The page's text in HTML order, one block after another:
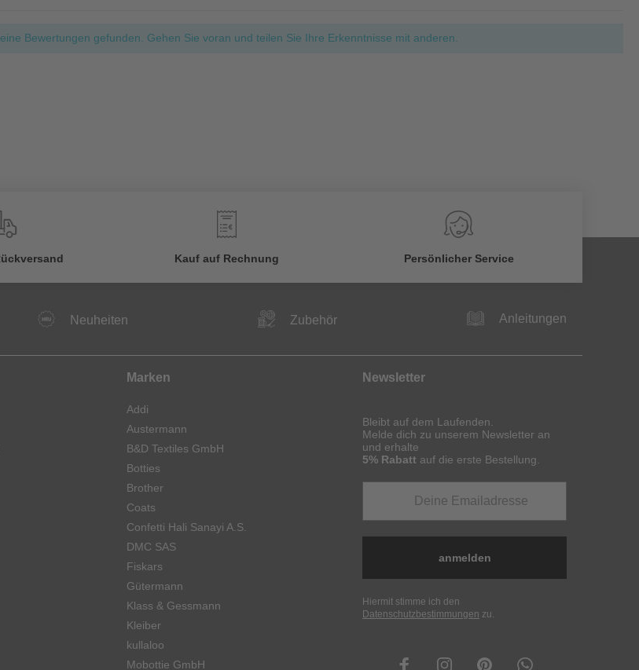
Bewertungen gefunden. Gehen Sie voran und teilen Sie Ihre Erkenntnisse mit anderen.
€
Kauf auf Rechnung Persönlicher Service
Neuheiten Zubehör Anleitungen
Marken
Addi
Austermann
B&D Textiles GmbH
Botties
Brother
Coats
Confetti Hali Sanayi A.S.
DMC SAS
Fiskars
Gütermann
Klass & Gessmann
Kleiber
kullaloo
Mobottie GmbH
Newsletter
Bleibt auf dem Laufenden.
Melde dich zu unserem Newsletter an
und erhalte
5% Rabatt auf die erste Bestellung.
anmelden
Hiermit stimme ich den
Datenschutzbestimmungen zu.